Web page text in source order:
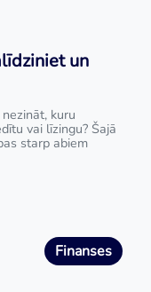
un
kuru
vai līzingu? Šajā
starp abiem
Finanses